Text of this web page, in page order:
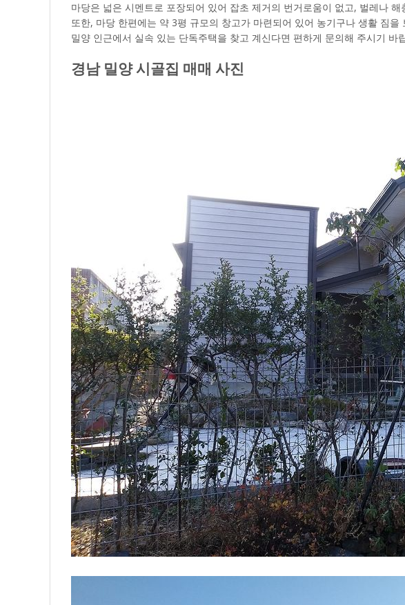
마당은 넓은 시멘트로 포장되어 있어 잡초 제거의 번거로움이 없고, 벌레나
또한, 마당 한편에는 약 3평 규모의 창고가 마련되어 있어 농기구나 생활 짐을
밀양 인근에서 실속 있는 단독주택을 찾고 계신다면 편하게 문의해 주시기 바
경남 밀양 시골집 매매 사진